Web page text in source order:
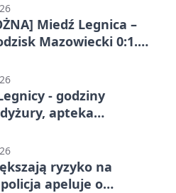
Miedź Legnica –
Mazowiecki 0:1.
- godziny
apteka
ryzyko na
apeluje o